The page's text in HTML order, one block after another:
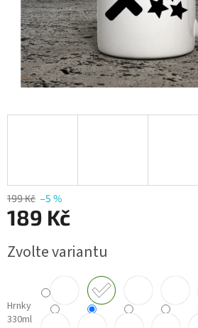
199 Kč –5 %
189 Kč
cena:
Zvolte variantu
Hrnky
330ml